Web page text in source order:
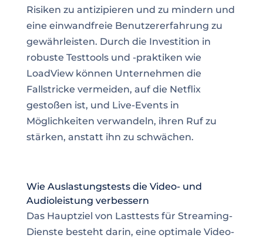
Risiken zu antizipieren und zu mindern und
eine einwandfreie Benutzererfahrung zu
gewährleisten. Durch die Investition in
robuste Testtools und -praktiken wie
LoadView können Unternehmen die
Fallstricke vermeiden, auf die Netflix
gestoßen ist, und Live-Events in
Möglichkeiten verwandeln, ihren Ruf zu
stärken, anstatt ihn zu schwächen.
Wie Auslastungstests die Video- und
Audioleistung verbessern
Das Hauptziel von Lasttests für Streaming-
Dienste besteht darin, eine optimale Video-